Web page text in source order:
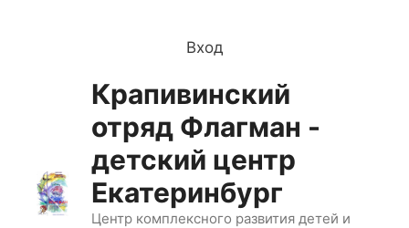
Вход
Крапивинский
отряд Флагман -
детский центр
Екатеринбург
Центр комплексного развития детей и